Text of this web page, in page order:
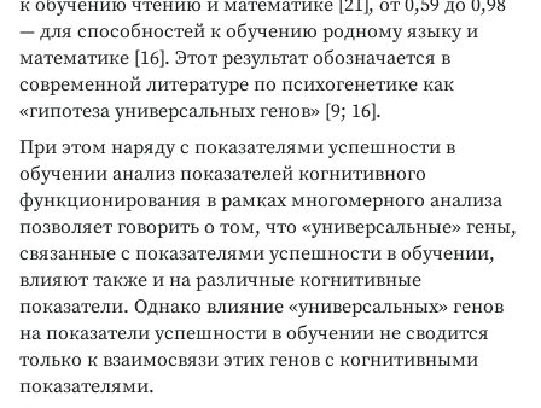
— для способностей к обучению родному языку и
математике [16]. Этот результат обозначается в
современной литературе по психогенетике как
«гипотеза универсальных генов» [9; 16].
При этом наряду с показателями успешности в
обучении анализ показателей когнитивного
функционирования в рамках многомерного анализа
позволяет говорить о том, что «универсальные» гены,
связанные с показателями успешности в обучении,
влияют также и на различные когнитивные
показатели. Однако влияние «универсальных» генов
на показатели успешности в обучении не сводится
только к взаимосвязи этих генов с когнитивными
показателями.